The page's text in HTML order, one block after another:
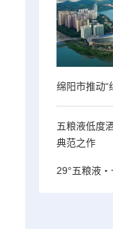
绵阳市推动“
五粮液低度
典范之作
29°五粮液